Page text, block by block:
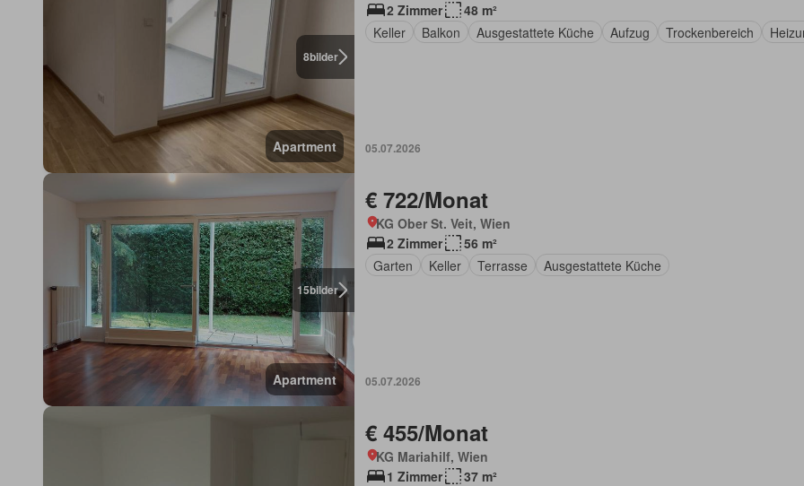
8bilder
Apartment
2 Zimmer
48 m²
Keller
Balkon Ausgestattete Küche Aufzug Trockenbereich
05.07.2026
15bilder
Apartment
€ 722/Monat
KG Ober St. Veit, Wien
2 Zimmer
56 m²
Garten
Keller Terrasse Ausgestattete Küche
05.07.2026
€ 455/Monat
KG Mariahilf, Wien
1 Zimmer
37 m²